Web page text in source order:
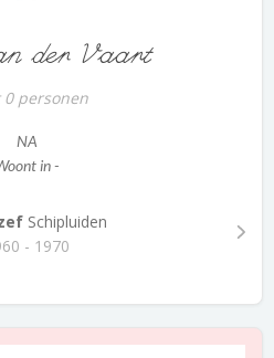
der Vaart
0 personen
NA
in -
Schipluiden
- 1970